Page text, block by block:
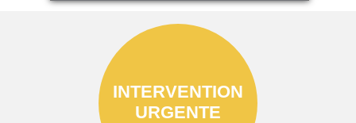
INTERVENTION
URGENTE